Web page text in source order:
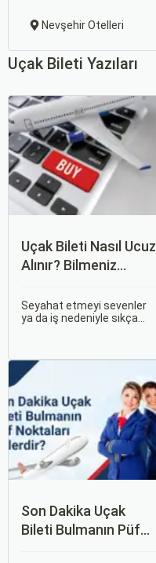
Nevşehir Otelleri
Uçak Bileti Yazıları
Uçak Bileti Nasıl Ucuz
Alınır? Bilmeniz
Detaylar
Seyahat etmeyi sevenler
ya da iş nedeniyle sıkça
Peki, uçak biletinizi daha
uygun fiyatlarla nasıl
alabilirsiniz? Aslında doğru
zamanda ve doğru
yöntemlerle uçak bileti
almanın birçok püf noktası
var.
Son Dakika Uçak
Bileti Bulmanın Püf